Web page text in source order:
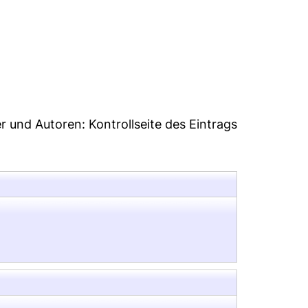
und Autoren: Kontrollseite des Eintrags